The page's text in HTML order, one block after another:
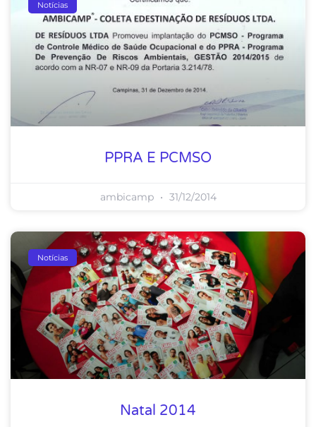
Notícias
PPRA E PCMSO
ambicamp 31/12/2014
Notícias
Natal 2014